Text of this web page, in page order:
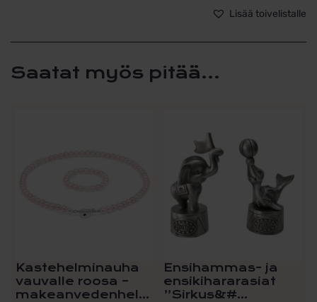
12
Lisää toivelistalle
Saatat myös pitää...
Kastehelminauha
vauvalle roosa –
makeanvedenhel...
Ensihammas- ja
ensikihararasiat
”Sirkus&#...